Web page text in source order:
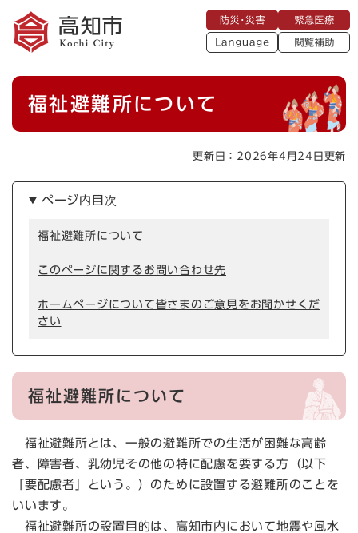
メニューを飛ばして本文へ
災
・
災
急
医
療
L
a
a
閲
助
本
福祉避難所について
更新日：2026年4月24日更新
ページ内目次
福祉避難所について
このページに関するお問い合わせ先
ホームページについて皆さまのご意見をお聞かせくだ
さい
福祉避難所について
福祉避難所とは、一般の避難所での生活が困難な高齢
者、障害者、乳幼児その他の特に配慮を要する方（以下
「要配慮者」という。）のために設置する避難所のことを
いいます。
福祉避難所の設置目的は、高知市内において地震や風水